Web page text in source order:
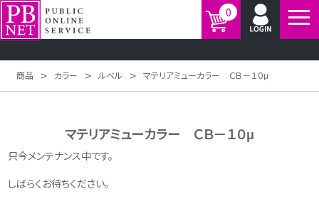
0
商品 > カラー > ルベル > マテリアミューカラー ＣＢ－１０μ
マテリアミューカラー ＣＢ－１０μ
只今メンテナンス中です。
しばらくお待ちください。